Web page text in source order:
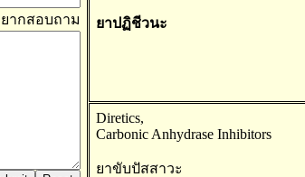
ากสอบถาม
ยาปฏิชีวนะ
Diretics,
Carbonic Anhydrase Inhibitors
ยาขับปัสสาวะ